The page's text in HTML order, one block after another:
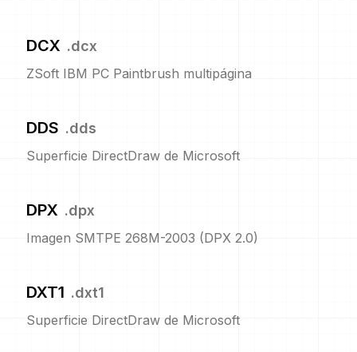
DCX .dcx
ZSoft IBM PC Paintbrush multipágina
DDS .dds
Superficie DirectDraw de Microsoft
DPX .dpx
Imagen SMTPE 268M-2003 (DPX 2.0)
DXT1 .dxt1
Superficie DirectDraw de Microsoft